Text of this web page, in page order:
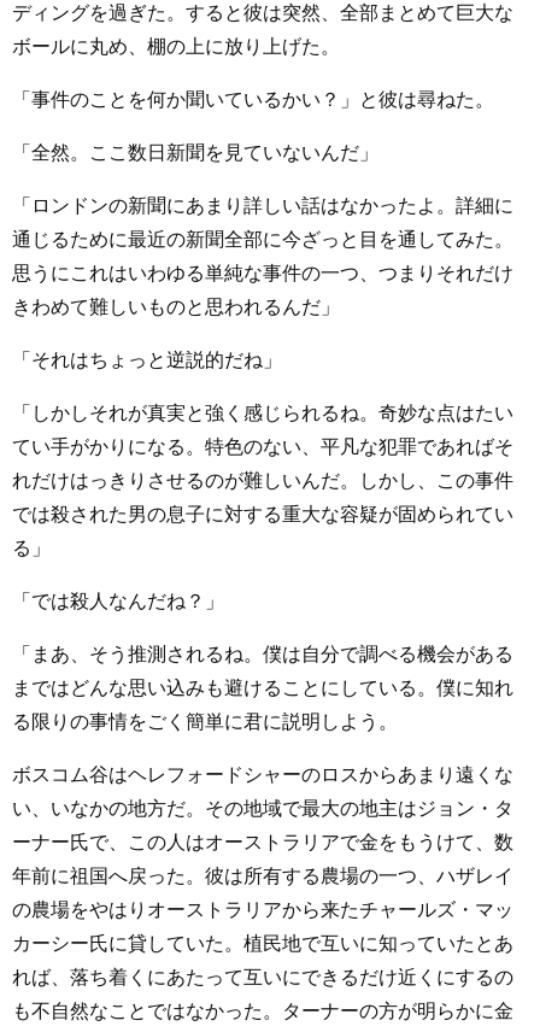
ディングを過ぎた。すると彼は突然、全部まとめて巨大な
ボールに丸め、棚の上に放り上げた。
「事件のことを何か聞いているかい？」と彼は尋ねた。
「全然。ここ数日新聞を見ていないんだ」
「ロンドンの新聞にあまり詳しい話はなかったよ。詳細に
通じるために最近の新聞全部に今ざっと目を通してみた。
思うにこれはいわゆる単純な事件の一つ、つまりそれだけ
きわめて難しいものと思われるんだ」
「それはちょっと逆説的だね」
「しかしそれが真実と強く感じられるね。奇妙な点はたい
てい手がかりになる。特色のない、平凡な犯罪であればそ
れだけはっきりさせるのが難しいんだ。しかし、この事件
では殺された男の息子に対する重大な容疑が固められてい
る」
「では殺人なんだね？」
「まあ、そう推測されるね。僕は自分で調べる機会がある
まではどんな思い込みも避けることにしている。僕に知れ
る限りの事情をごく簡単に君に説明しよう。
ボスコム谷はヘレフォードシャーのロスからあまり遠くな
い、いなかの地方だ。その地域で最大の地主はジョン・タ
ーナー氏で、この人はオーストラリアで金をもうけて、数
年前に祖国へ戻った。彼は所有する農場の一つ、ハザレイ
の農場をやはりオーストラリアから来たチャールズ・マッ
カーシー氏に貸していた。植民地で互いに知っていたとあ
れば、落ち着くにあたって互いにできるだけ近くにするの
も不自然なことではなかった。ターナーの方が明らかに金